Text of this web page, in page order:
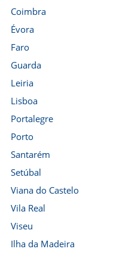
Coimbra
Évora
Faro
Guarda
Leiria
Lisboa
Portalegre
Porto
Santarém
Setúbal
Viana do Castelo
Vila Real
Viseu
Ilha da Madeira